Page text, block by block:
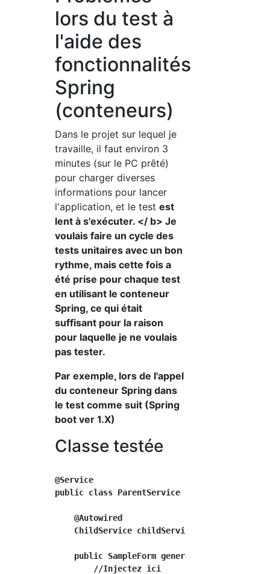
lors du test à
l'aide des
fonctionnalités
Spring
(conteneurs)
Dans le projet sur lequel je
travaille, il faut environ 3
minutes (sur le PC prêté)
pour charger diverses
informations pour lancer
l'application, et le testest
lent à s'exécuter. </ b> Je
voulais faire un cycle des
tests unitaires avec un bon
rythme, mais cette fois a
été prise pour chaque test
en utilisant le conteneur
Spring, ce qui était
suffisant pour la raison
pour laquelle je ne voulais
pas tester.
Par exemple, lors de l'appel
du conteneur Spring dans
le test comme suit (Spring
boot ver 1.X)
Classe testée
@Service
public class ParentService {
    @Autowired
ChildService childService;//Injection
public SampleForm generateSample(int n)
        //Injectez ici